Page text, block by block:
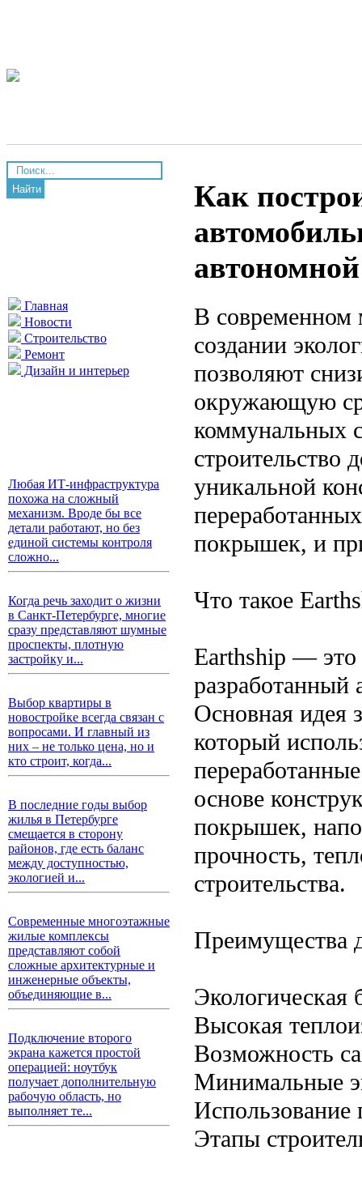
Найти
Главная
Новости
Строительство
Ремонт
Дизайн и интерьер
Любая ИТ-инфраструктура
похожа на сложный
механизм. Вроде бы все
детали работают, но без
единой системы контроля
сложно...
Когда речь заходит о жизни
в Санкт-Петербурге, многие
сразу представляют шумные
проспекты, плотную
застройку и...
Выбор квартиры в
новостройке всегда связан с
вопросами. И главный из
них – не только цена, но и
кто строит, когда...
В последние годы выбор
жилья в Петербурге
смещается в сторону
районов, где есть баланс
между доступностью,
экологией и...
Современные многоэтажные
жилые комплексы
представляют собой
сложные архитектурные и
инженерные объекты,
объединяющие в...
Подключение второго
экрана кажется простой
операцией: ноутбук
получает дополнительную
рабочую область, но
выполняет те...
Как
В современном
создании
позволяют
окружающую
коммунальных
уникальной
покрышек, и
Что такое
Earthship — это
Основная идея
который
основе
покрышек,
прочность,
строительства.
Преимущества
Экологическая
Высокая
Возможность
Минимальные
Использование
Этапы